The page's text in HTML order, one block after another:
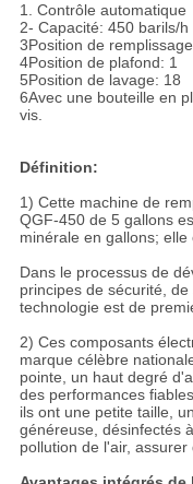
1. Contrôle automatique
2- Capacité: 450 barils/h
3Position de
4Position de plafond: 1
5Position de lavage: 18
6Avec une bouteille en
vis.
Définition:
1) Cette machine de
QGF-450 de 5 gallons
minérale en gallons;
Dans le processus de
principes de sécurité,
technologie est de
2) Ces composants
marque célèbre
pointe, un haut degré
des performances
ils ont une petite taille,
généreuse, désinfectés
pollution de l'air,